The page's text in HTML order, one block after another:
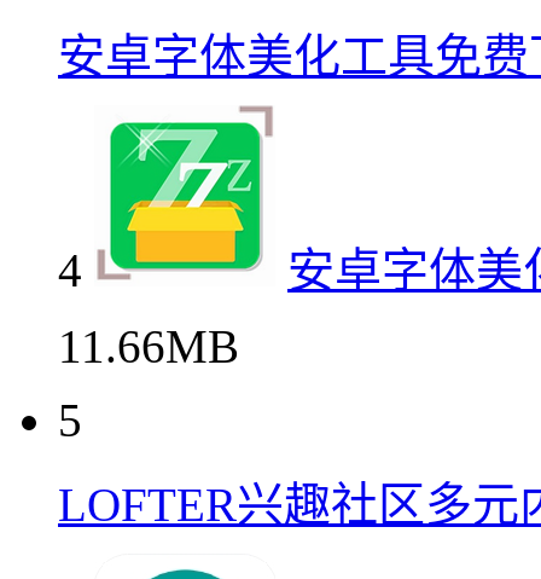
安卓字体美化工具免
4
安卓字体美
11.66MB
5
LOFTER兴趣社区多元